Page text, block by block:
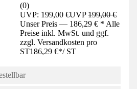
(0)
UVP: 199,00 €UVP199,00 €
Unser Preis — 186,29 € * Alle
Preise inkl. MwSt. und ggf.
zzgl. Versandkosten pro
ST186,29 €*/ ST